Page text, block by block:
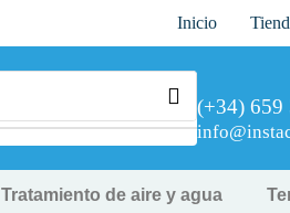
Inicio
(+34) 659
Tratamiento de aire y agua